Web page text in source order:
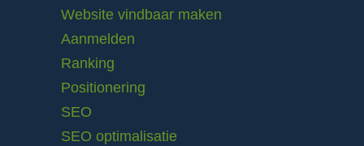
Website vindbaar maken
Aanmelden
Ranking
Positionering
SEO
SEO optimalisatie